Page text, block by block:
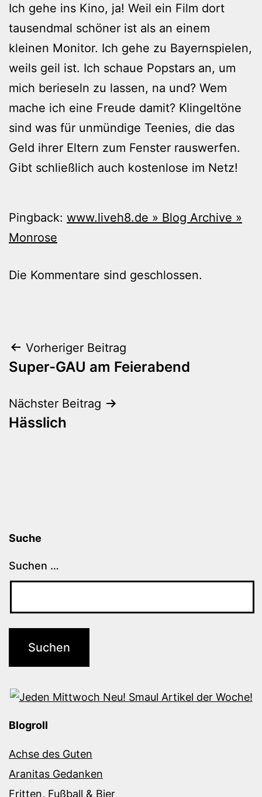
Ich gehe ins Kino, ja! Weil ein Film dort
tausendmal schöner ist als an einem
kleinen Monitor. Ich gehe zu Bayernspielen,
weils geil ist. Ich schaue Popstars an, um
mich berieseln zu lassen, na und? Wem
mache ich eine Freude damit? Klingeltöne
sind was für unmündige Teenies, die das
Geld ihrer Eltern zum Fenster rauswerfen.
Gibt schließlich auch kostenlose im Netz!
Pingback: www.liveh8.de » Blog Archive »
Monrose
Die Kommentare sind geschlossen.
Beitragsnavigation
Vorheriger Beitrag
Super-GAU am Feierabend
Nächster Beitrag
Hässlich
Suche
Suchen …
Blogroll
Achse des Guten
Aranitas Gedanken
Fritten, Fußball & Bier